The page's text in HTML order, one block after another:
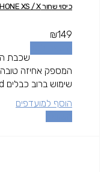
כיסוי שחור PATCHWORKS LUMINA EX – IPHONE XS / X
₪149
שכבת
המספק אחיזה טובה
שימוש ברוב כבלים 3rd. דגם דק...
הוסף למועדפים